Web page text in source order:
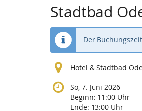
Stadtbad
Der
Hotel & Stadtbad
So, 7. Juni 2026
Beginn: 11:00 Uhr
Ende: 13:00 Uhr